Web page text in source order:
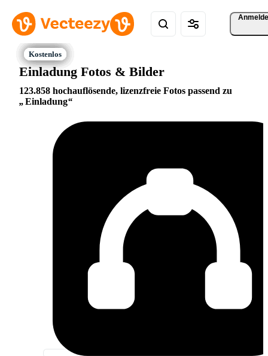
Einladung Fotos & Bilder
123.858 hochauflösende, lizenzfreie Fotos passend zu
Einladung